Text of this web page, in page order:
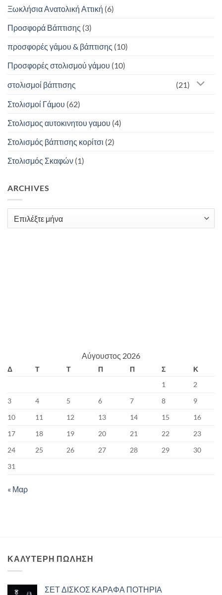
Ξωκλήσια Ανατολική Αττική (6)
Προσφορά Βάπτισης (3)
προσφορές γάμου & βάπτισης (10)
Προσφορές στολισμού γάμου (10)
στολισμοί βάπτισης (21)
Στολισμοί Γάμου (62)
Στολισμος αυτοκινητου γαμου (4)
Στολισμός βάπτισης κορίτσι (2)
Στολισμός Σκαφών (1)
ARCHIVES
Archives
Αύγουστος 2026
Δ Τ Τ Π Π Σ
Κ
1
2
3
4 5 6 7 8
9
10
11 12 13 14 15
16
17
18 19 20 21 22
23
24
25 26 27 28 29
30
31
« Μαρ
ΚΑΛΥΤΕΡΗ ΠΩΛΗΣΗ
ΣΕΤ ΔΙΣΚΟΣ ΚΑΡΑΦΑ ΠΟΤΗΡΙΑ